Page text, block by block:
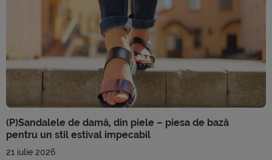
(P)Sandalele de damă, din piele – piesa de bază
pentru un stil estival impecabil
21 iulie 2026